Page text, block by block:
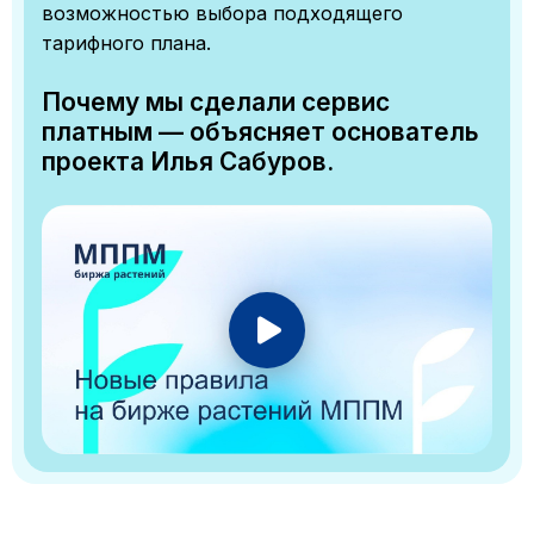
возможностью выбора подходящего
тарифного плана.
Почему мы сделали сервис
платным — объясняет основатель
проекта Илья Сабуров.